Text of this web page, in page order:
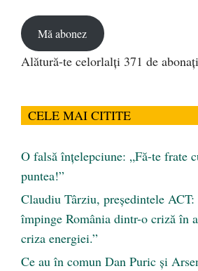
Mă abonez
Alătură-te celorlalți 371 de
CELE MAI CITITE
O falsă înțelepciune: „Fă-te frate
puntea!”
Claudiu Târziu, președintele
împinge România dintr-o criză în
criza energiei.”
Ce au în comun Dan Puric şi